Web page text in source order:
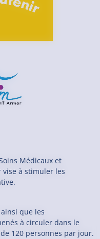
Médicaux et
à stimuler les
que les
à circuler dans le
120 personnes par jour.